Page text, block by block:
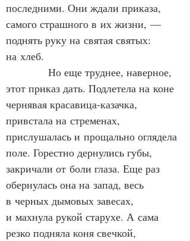
последними. Они ждали приказа,
самого страшного в их жизни, —
поднять руку на святая святых:
на хлеб.
Но еще труднее, наверное,
этот приказ дать. Подлетела на коне
чернявая красавица‑казачка,
привстала на стременах,
прислушалась и прощально оглядела
поле. Горестно дернулись губы,
закричали от боли глаза. Еще раз
обернулась она на запад, весь
в черных дымовых завесах,
и махнула рукой старухе. А сама
резко подняла коня свечкой,